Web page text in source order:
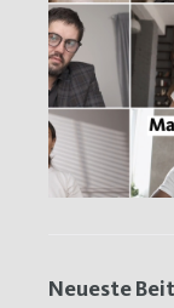
Neueste